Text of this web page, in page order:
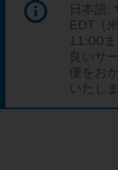
日本語
EDT（
11:00
良いサ
便をお
いたしま